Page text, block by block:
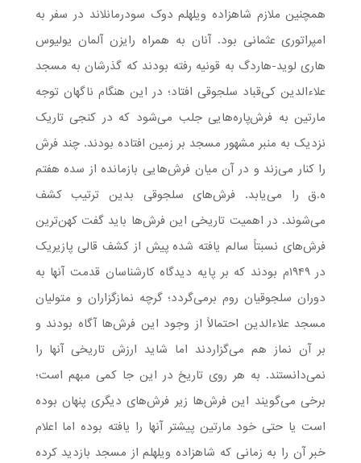
همچنین ملازم شاهزاده ویلهلم دوک سودرمانلاند در سفر به
امپراتوری عثمانی بود. آنان به همراه رایزن آلمان یولیوس
هاری لوید-هاردگ به قونیه رفته بودند که گذرشان به مسجد
علاءالدین کی‌قباد سلجوقی افتاد؛ در این هنگام ناگهان توجه
مارتین به فرش‌پاره‌هایی جلب می‌شود که در کنجی تاریک
نزدیک به منبر مشهور مسجد بر زمین افتاده بودند. چند فرش
را کنار می‌زند و در آن میان فرش‌هایی بازمانده از سده هفتم
ه.ق را می‌یابد. فرش‌های سلجوقی بدین ترتیب کشف
می‌شوند. در اهمیت تاریخی این فرش‌ها باید گفت کهن‌ترین
فرش‌های نسبتاً سالم یافته شده پیش از کشف قالی پازیریک
در ۱۹۴۹م بودند که بر پایه دیدگاه کارشناسان قدمت آنها به
دوران سلجوقیان روم برمی‌گردد؛ گرچه نمازگزاران و متولیان
مسجد علاءالدین احتمالاً از وجود این فرش‌ها آگاه بودند و
بر آن نماز هم می‌گزاردند اما شاید ارزش تاریخی آنها را
نمی‌دانستند. به هر روی تاریخ در این جا کمی مبهم است؛
برخی می‌گویند این فرش‌ها زیر فرش‌های دیگری پنهان بوده
است یا حتی خود مارتین پیشتر آنها را یافته بوده اما اعلام
خبر آن را به زمانی که شاهزاده ویلهلم از مسجد بازدید کرده